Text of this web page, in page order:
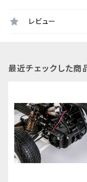
レビュー
最近チェックした商